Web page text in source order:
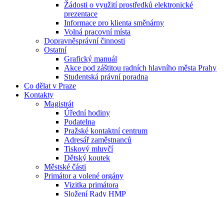
Žádosti o využití prostředků elektronické
prezentace
Informace pro klienta směnárny
Volná pracovní místa
Dopravněsprávní činnosti
Ostatní
Grafický manuál
Akce pod záštitou radních hlavního města Prahy
Studentská právní poradna
Co dělat v Praze
Kontakty
Magistrát
Úřední hodiny
Podatelna
Pražské kontaktní centrum
Adresář zaměstnanců
Tiskový mluvčí
Dětský koutek
Městské části
Primátor a volené orgány
Vizitka primátora
Složení Rady HMP